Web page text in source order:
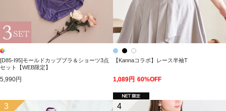
[D85-I95]モールドカップブラ＆ショーツ3点
セット【WEB限定】
5,990円
【Kannaコラボ】レース半袖T
1,089円 60%OFF
3 4